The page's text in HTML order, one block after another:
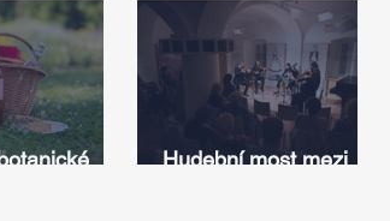
Hudební most mezi